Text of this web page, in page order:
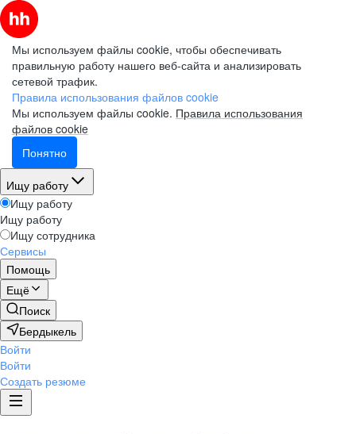
Мы используем файлы cookie, чтобы обеспечивать
правильную работу нашего веб-сайта и анализировать
сетевой трафик.
Правила использования файлов cookie
Мы используем файлы cookie. Правила использования
файлов cookie
Понятно
Ищу работу
Ищу работу
Ищу работу
Ищу сотрудника
Сервисы
Помощь
Ещё
Поиск
Бердыкель
Войти
Войти
Создать резюме